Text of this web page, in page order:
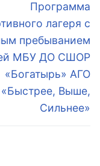
Следующая
запись:
Программа
лагеря с
пребыванием
МБУ ДО СШОР
«Богатырь» АГО
«Быстрее, Выше,
Сильнее»